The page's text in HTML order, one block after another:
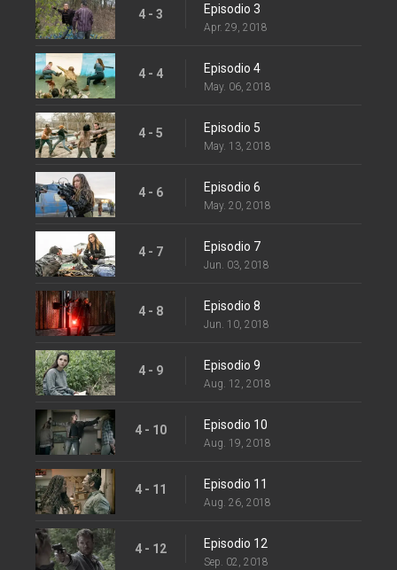
4 - 3 Episodio 3
Apr. 29, 2018
4 - 4 Episodio 4
May. 06, 2018
4 - 5 Episodio 5
May. 13, 2018
4 - 6 Episodio 6
May. 20, 2018
4 - 7 Episodio 7
Jun. 03, 2018
4 - 8 Episodio 8
Jun. 10, 2018
4 - 9 Episodio 9
Aug. 12, 2018
4 - 10 Episodio 10
Aug. 19, 2018
4 - 11 Episodio 11
Aug. 26, 2018
4 - 12 Episodio 12
Sep. 02, 2018